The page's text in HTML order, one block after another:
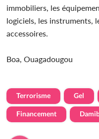
immobiliers, les
logiciels, les instruments,
accessoires.
Boa, Ouagadougou
Terrorisme Gel
Financement